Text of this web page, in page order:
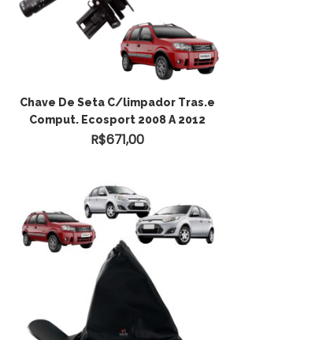
ADICIONAR AO
CARRINHO
Chave De Seta C/limpador Tras.e
Comput. Ecosport 2008 A 2012
R$671,00